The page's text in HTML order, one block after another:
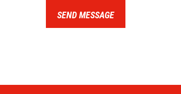
SEND MESSAGE